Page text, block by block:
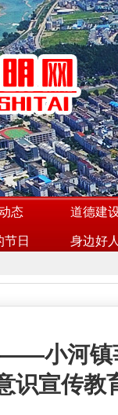
态 道德建
节日 身边好
——小河镇
识宣传教